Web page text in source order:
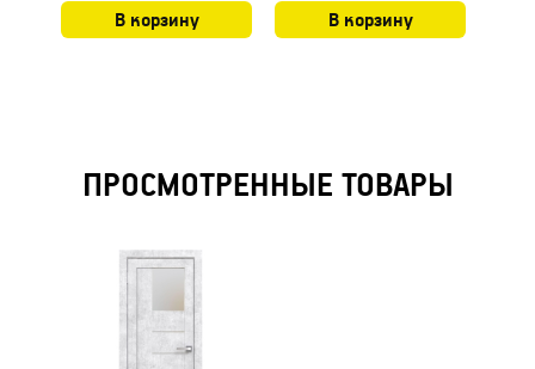
В корзину В корзину
ПРОСМОТРЕННЫЕ ТОВАРЫ